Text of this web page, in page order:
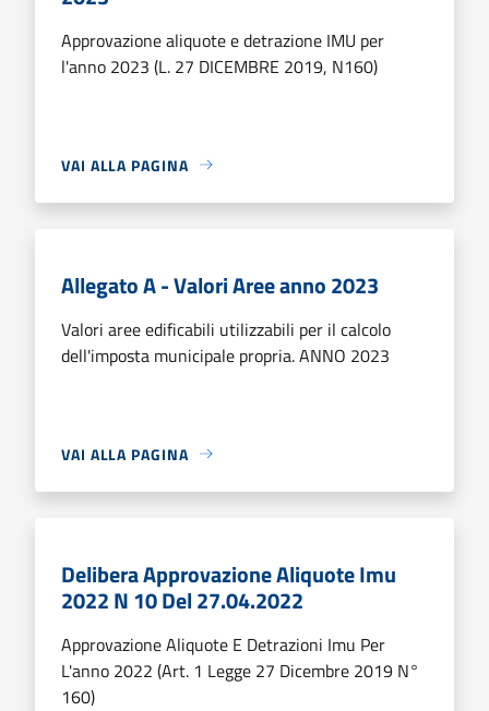
Approvazione aliquote e detrazione IMU per
l'anno 2023 (L. 27 DICEMBRE 2019, N160)
VAI ALLA PAGINA
Allegato A - Valori Aree anno 2023
Valori aree edificabili utilizzabili per il calcolo
dell'imposta municipale propria. ANNO 2023
VAI ALLA PAGINA
Delibera Approvazione Aliquote Imu
2022 N 10 Del 27.04.2022
Approvazione Aliquote E Detrazioni Imu Per
L'anno 2022 (Art. 1 Legge 27 Dicembre 2019 N°
160)